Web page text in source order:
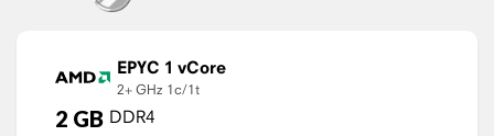
EPYC 1 vCore
2+ GHz 1c/1t
2 GB DDR4